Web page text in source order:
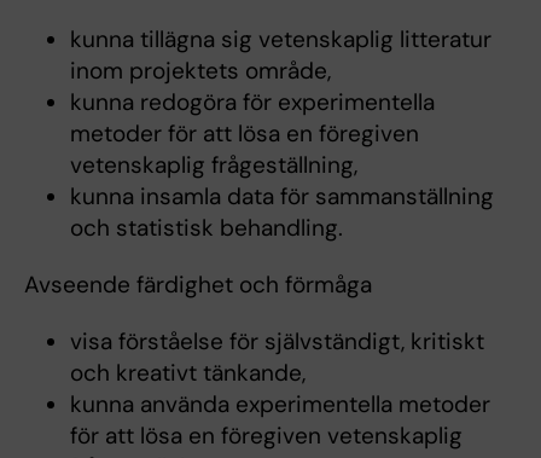
kunna tillägna sig vetenskaplig litteratur
inom projektets område,
kunna redogöra för experimentella
metoder för att lösa en föregiven
vetenskaplig frågeställning,
kunna insamla data för sammanställning
och statistisk behandling.
Avseende färdighet och förmåga
visa förståelse för självständigt, kritiskt
och kreativt tänkande,
kunna använda experimentella metoder
för att lösa en föregiven vetenskaplig